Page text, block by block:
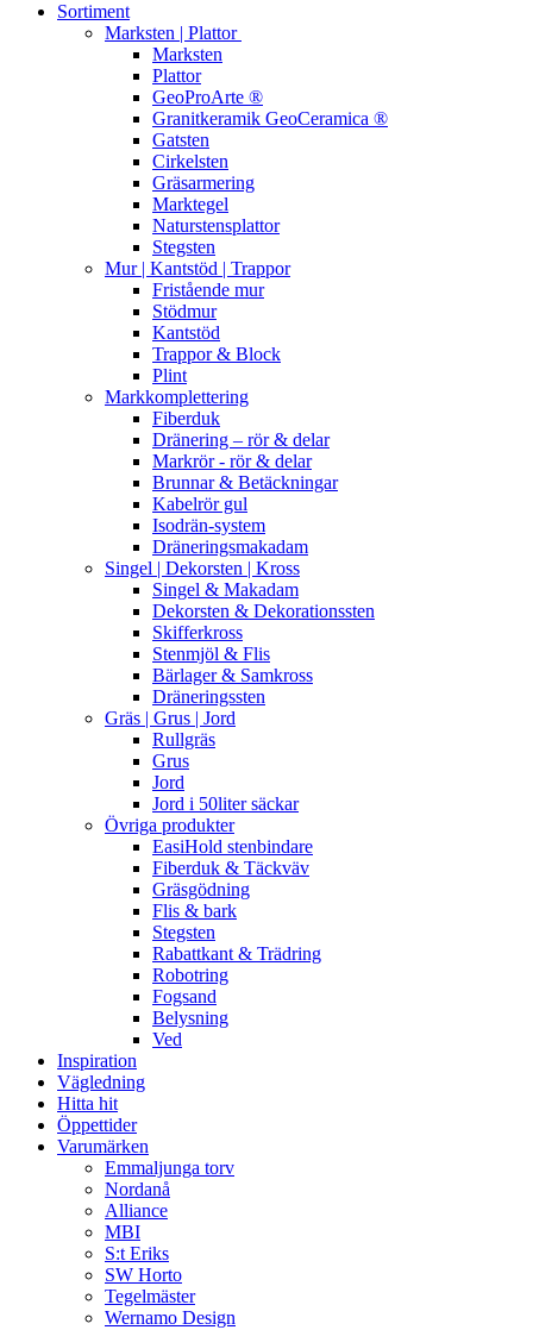
Sortiment
Marksten | Plattor
Marksten
Plattor
GeoProArte ®
Granitkeramik GeoCeramica ®
Gatsten
Cirkelsten
Gräsarmering
Marktegel
Naturstensplattor
Stegsten
Mur | Kantstöd | Trappor
Fristående mur
Stödmur
Kantstöd
Trappor & Block
Plint
Markkomplettering
Fiberduk
Dränering – rör & delar
Markrör - rör & delar
Brunnar & Betäckningar
Kabelrör gul
Isodrän-system
Dräneringsmakadam
Singel | Dekorsten | Kross
Singel & Makadam
Dekorsten & Dekorationssten
Skifferkross
Stenmjöl & Flis
Bärlager & Samkross
Dräneringssten
Gräs | Grus | Jord
Rullgräs
Grus
Jord
Jord i 50liter säckar
Övriga produkter
EasiHold stenbindare
Fiberduk & Täckväv
Gräsgödning
Flis & bark
Stegsten
Rabattkant & Trädring
Robotring
Fogsand
Belysning
Ved
Inspiration
Vägledning
Hitta hit
Öppettider
Varumärken
Emmaljunga torv
Nordanå
Alliance
MBI
S:t Eriks
SW Horto
Tegelmäster
Wernamo Design